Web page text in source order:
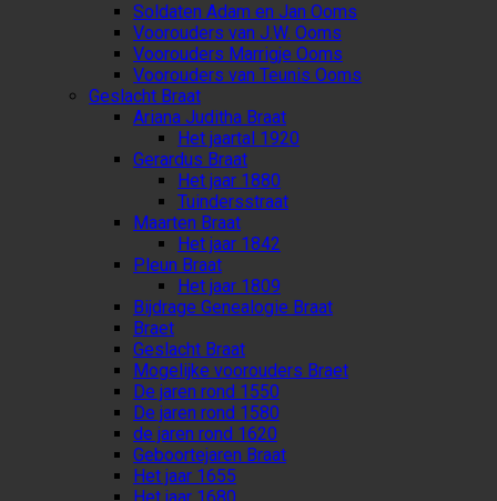
Soldaten Adam en Jan Ooms
Voorouders van J.W. Ooms
Voorouders Marrigje Ooms
Voorouders van Teunis Ooms
Geslacht Braat
Ariana Juditha Braat
Het jaartal 1920
Gerardus Braat
Het jaar 1880
Tuindersstraat
Maarten Braat
Het jaar 1842
Pleun Braat
Het jaar 1809
Bijdrage Genealogie Braat
Braet
Geslacht Braat
Mogelijke voorouders Braet
De jaren rond 1550
De jaren rond 1580
de jaren rond 1620
Geboortejaren Braat
Het jaar 1655